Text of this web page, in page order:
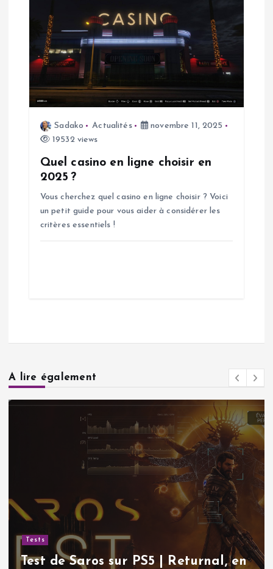
e
Sadako Actualités
novembre 11, 2025
19532 views
Quel casino en ligne choisir en
2025 ?
Vous cherchez quel casino en ligne choisir ? Voici
un petit guide pour vous aider à considérer les
critères essentiels !
A lire également
Tests
Test de Saros sur PS5 | Returnal, en